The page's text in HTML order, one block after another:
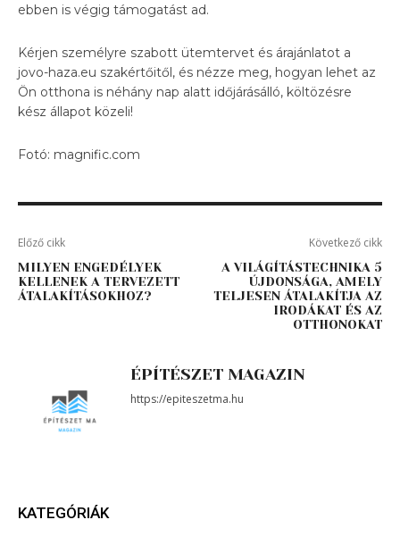
ebben is végig támogatást ad.
Kérjen személyre szabott ütemtervet és árajánlatot a
jovo-haza.eu szakértőitől, és nézze meg, hogyan lehet az
Ön otthona is néhány nap alatt időjárásálló, költözésre
kész állapot közeli!
Fotó: magnific.com
Előző cikk
MILYEN ENGEDÉLYEK
KELLENEK A TERVEZETT
ÁTALAKÍTÁSOKHOZ?
Következő cikk
A VILÁGÍTÁSTECHNIKA 5
ÚJDONSÁGA, AMELY
TELJESEN ÁTALAKÍTJA AZ
IRODÁKAT ÉS AZ
OTTHONOKAT
ÉPÍTÉSZET MAGAZIN
https://epiteszetma.hu
KATEGÓRIÁK